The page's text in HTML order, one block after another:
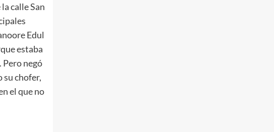
calle San
Edul
estaba
Pero negó
su chofer,
el que no